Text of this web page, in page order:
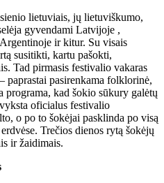
lietuviais, jų lietuviškumo,
gyvendami Latvijoje ,
ir kitur. Su visais
susitikti, kartu pašokti,
Tad pirmasis festivalio vakaras
paprastai pasirenkama folklorinė,
programa, kad šokio sūkury galėtų
oficialus festivalio
o po to šokėjai pasklinda po visą
Trečios dienos rytą šokėjų
ir žaidimais.